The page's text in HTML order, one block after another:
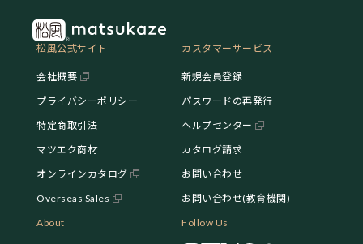
松風公式サイト
会社概要
プライバシーポリシー
特定商取引法
マツエク商材
オンラインカタログ
Overseas Sales
カスタマーサービス
新規会員登録
パスワードの再発行
ヘルプセンター
カタログ請求
お問い合わせ
お問い合わせ(教育機関)
About
Follow Us